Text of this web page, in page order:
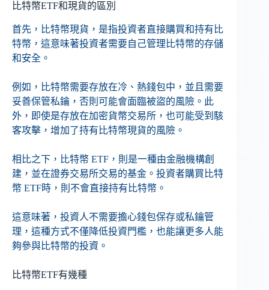
比特幣ETF和現貨的區別
首先，比特幣現貨，是指投資者直接購買和持有比
特幣，這意味著投資者需要自己管理比特幣的存儲
和安全。
例如，比特幣需要存放在冷、熱錢包中，並且需要
妥善保管私鑰，否則可能會面臨被盜的風險。此
外，即使是存放在加密貨幣交易所，也可能受到駭
客攻擊，增加了持有比特幣現貨的風險。
相比之下，比特幣 ETF，則是一種由金融機構創
建，並在證券交易所交易的基金。投資者購買比特
幣 ETF時，則不會直接持有比特幣。
這意味著，投資人不需要擔心錢包保存或私鑰管
理，這種方式不僅降低投資門檻，也能讓更多人能
夠參與比特幣的投資。
比特幣ETF有幾種